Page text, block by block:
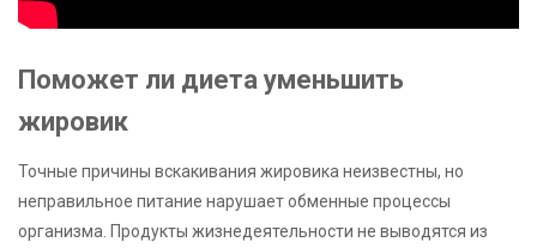
Поможет ли диета уменьшить
жировик
Точные причины вскакивания жировика неизвестны, но
неправильное питание нарушает обменные процессы
организма. Продукты жизнедеятельности не выводятся из